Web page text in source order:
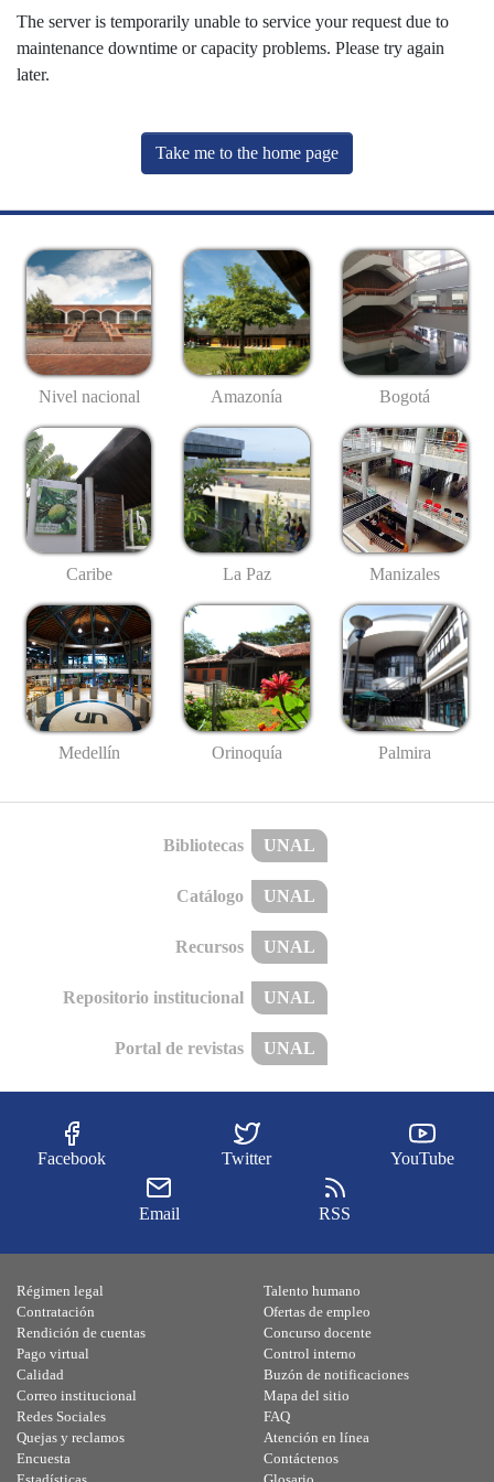
The server is temporarily unable to service your request due to
maintenance downtime or capacity problems. Please try again
later.
Take me to the home page
Nivel nacional Amazonía Bogotá
Caribe La Paz Manizales
Medellín Orinoquía Palmira
Bibliotecas UNAL
Catálogo UNAL
Recursos UNAL
Repositorio institucional UNAL
Portal de revistas UNAL
Facebook Twitter YouTube
Email RSS
Régimen legal
Contratación
Rendición de cuentas
Pago virtual
Calidad
Talento humano
Ofertas de empleo
Concurso docente
Control interno
Buzón de notificaciones
Correo institucional
Redes Sociales
Quejas y reclamos
Encuesta
Mapa del sitio
FAQ
Atención en línea
Contáctenos